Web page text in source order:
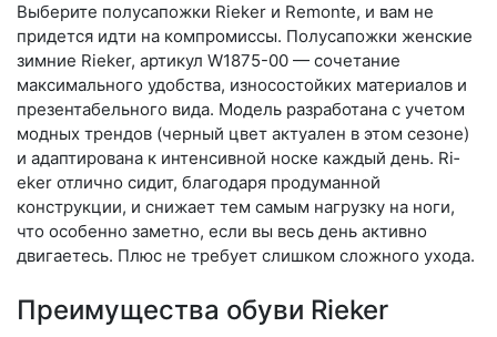
Выберите по­луса­пож­ки Rieker и Remonte, и вам не
придется идти на компромиссы. Полусапожки женские
зимние Rieker, артикул W1875-00 — сочетание
максимального удобства, износостойких материалов и
презентабельного вида. Модель разработана с учетом
модных трендов (чер­ный цвет актуален в этом сезоне)
и адаптирована к интенсивной носке каждый день. Ri­
eker отлично сидит, благодаря продуманной
конструкции, и снижает тем самым нагрузку на ноги,
что особенно заметно, если вы весь день активно
двигаетесь. Плюс не требует слишком сложного ухода.
Преимущества обуви Rieker